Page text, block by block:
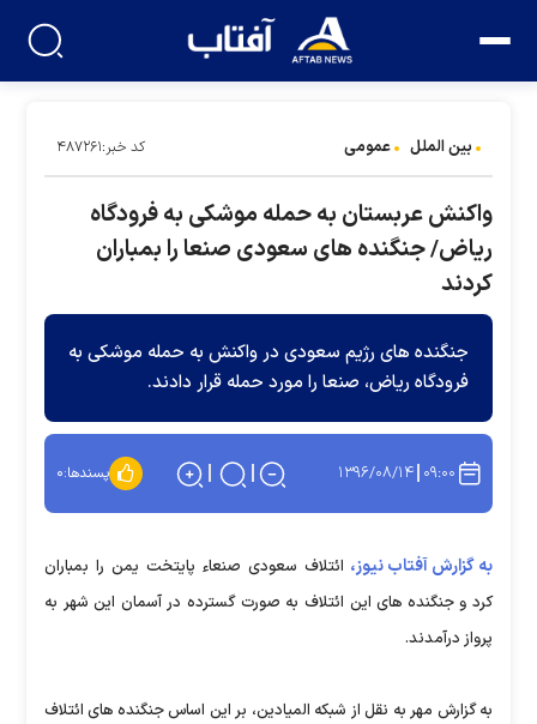
بین الملل عمومی کد خبر:۴۸۷۲۶۱
واکنش عربستان به حمله موشکی به فرودگاه
ریاض/ جنگنده های سعودی صنعا را بمباران
کردند
جنگنده های رژیم سعودی در واکنش به حمله موشکی به
فرودگاه ریاض، صنعا را مورد حمله قرار دادند.
۰۹:۰۰ ۱۳۹۶/۰۸/۱۴ پسندها:۰
به گزارش آفتاب نیوز، ائتلاف سعودی صنعاء پایتخت یمن را بمباران
کرد و جنگنده های این ائتلاف به صورت گسترده در آسمان این شهر به
پرواز درآمدند.
به گزارش مهر به نقل از شبکه المیادین، بر این اساس جنگنده های ائتلاف